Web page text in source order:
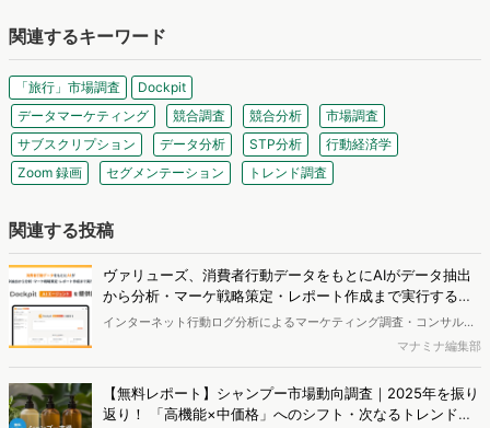
関連するキーワード
「旅行」市場調査
Dockpit
データマーケティング
競合調査 競合分析
市場調査
サブスクリプション
データ分析 STP分析
行動経済学
Zoom 録画
セグメンテーション トレンド調査
関連する投稿
ヴァリューズ、消費者行動データをもとにAIがデータ抽出
から分析・マーケ戦略策定・レポート作成まで実行する
「Dockpit AIエージェント」を提供開始
インターネット行動ログ分析によるマーケティング調査・コンサルテ
ィングサービスを提供する株式会社ヴァリューズは、国内最大規模
エンジン「Dockpit（ドックピット）」の新機能として、AIが市場分
析から仮説構築、レポート作成までを自律的にサポートする
マナミナ編集部
【無料レポート】シャンプー市場動向調査｜2025年を振り
返り！ 「高機能×中価格」へのシフト・次なるトレンドの